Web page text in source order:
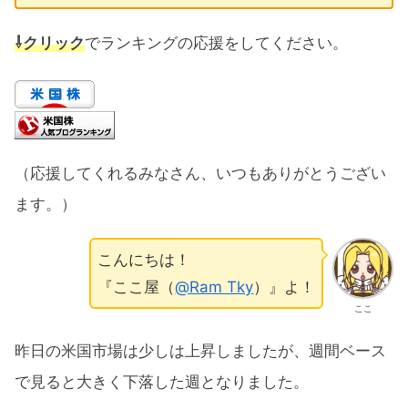
⇩クリックでランキングの応援をしてください。
（応援してくれるみなさん、いつもありがとうござい
ます。）
ここ
こんにちは！
『ここ屋（@Ram Tky）』よ！
昨日の米国市場は少しは上昇しましたが、週間ベース
で見ると大きく下落した週となりました。